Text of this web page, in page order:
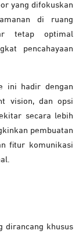
yang difokuskan
di ruang
tetap optimal
pencahayaan
ini hadir dengan
vision, dan opsi
secara lebih
pembuatan
fitur komunikasi
dirancang khusus